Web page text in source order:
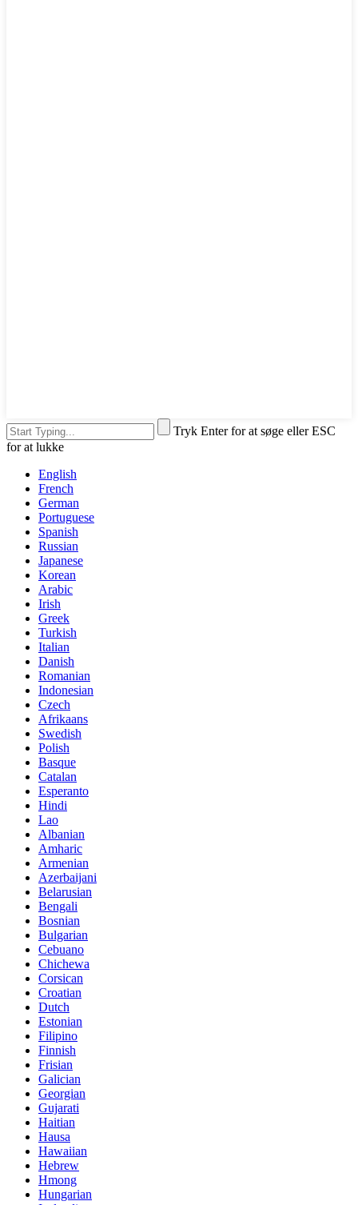
Tryk Enter for at søge eller ESC
for at lukke
English
French
German
Portuguese
Spanish
Russian
Japanese
Korean
Arabic
Irish
Greek
Turkish
Italian
Danish
Romanian
Indonesian
Czech
Afrikaans
Swedish
Polish
Basque
Catalan
Esperanto
Hindi
Lao
Albanian
Amharic
Armenian
Azerbaijani
Belarusian
Bengali
Bosnian
Bulgarian
Cebuano
Chichewa
Corsican
Croatian
Dutch
Estonian
Filipino
Finnish
Frisian
Galician
Georgian
Gujarati
Haitian
Hausa
Hawaiian
Hebrew
Hmong
Hungarian